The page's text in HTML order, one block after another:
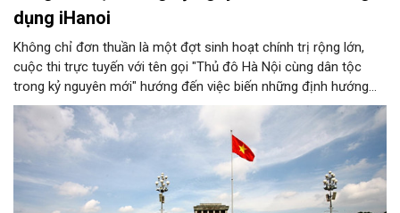
dụng iHanoi
Không chỉ đơn thuần là một đợt sinh hoạt chính trị rộng lớn,
cuộc thi trực tuyến với tên gọi "Thủ đô Hà Nội cùng dân tộc
trong kỷ nguyên mới" hướng đến việc biến những định hướng
chiến lược trong Nghị quyết số 02-NQ/TW của Bộ Chính trị
thành niềm tin, thành nhận thức chung của mỗi người dân.